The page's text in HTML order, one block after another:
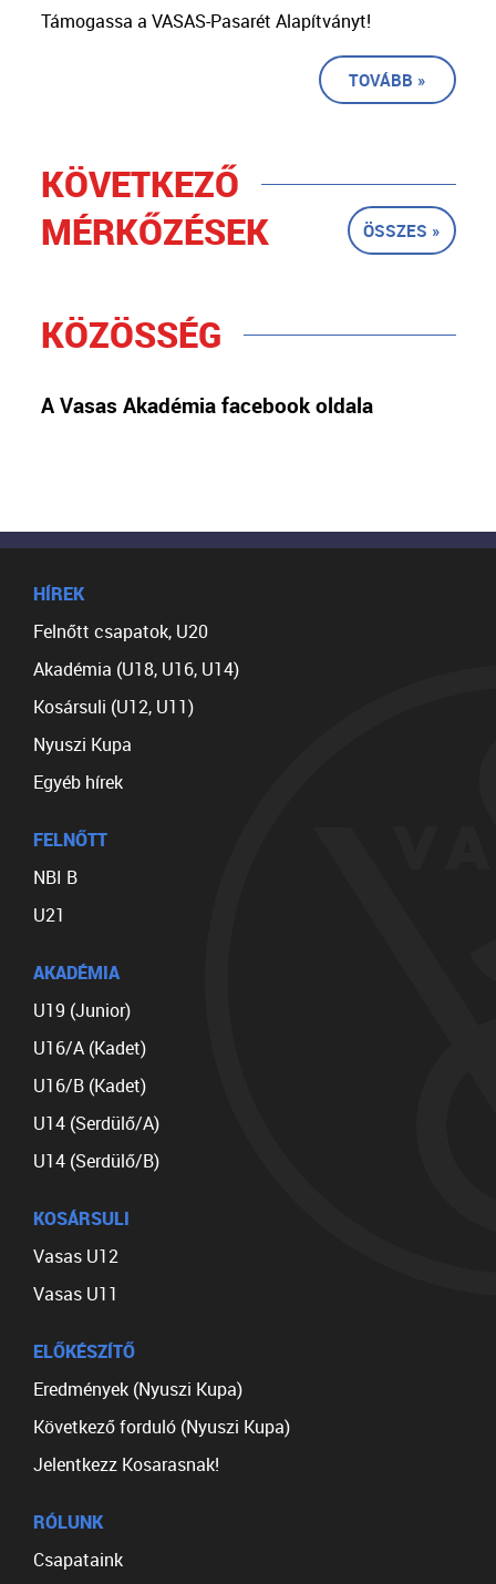
Támogassa a VASAS-Pasarét Alapítványt!
TOVÁBB »
KÖVETKEZŐ
MÉRKŐZÉSEK
ÖSSZES »
KÖZÖSSÉG
A Vasas Akadémia facebook oldala
HÍREK
Felnőtt csapatok, U20
Akadémia (U18, U16, U14)
Kosársuli (U12, U11)
Nyuszi Kupa
Egyéb hírek
FELNŐTT
NBI B
U21
AKADÉMIA
U19 (Junior)
U16/A (Kadet)
U16/B (Kadet)
U14 (Serdülő/A)
U14 (Serdülő/B)
KOSÁRSULI
Vasas U12
Vasas U11
ELŐKÉSZÍTŐ
Eredmények (Nyuszi Kupa)
Következő forduló (Nyuszi Kupa)
Jelentkezz Kosarasnak!
RÓLUNK
Csapataink